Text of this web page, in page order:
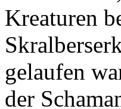
Kreaturen
gelaufen
der